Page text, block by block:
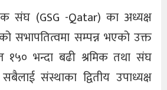
संघ (GSG -Qatar) का अध्यक्ष
सभापतित्वमा सम्पन्न भएको उक्त
१५० भन्दा बढी श्रमिक तथा संघ
संस्थाका द्वितीय उपाध्यक्ष